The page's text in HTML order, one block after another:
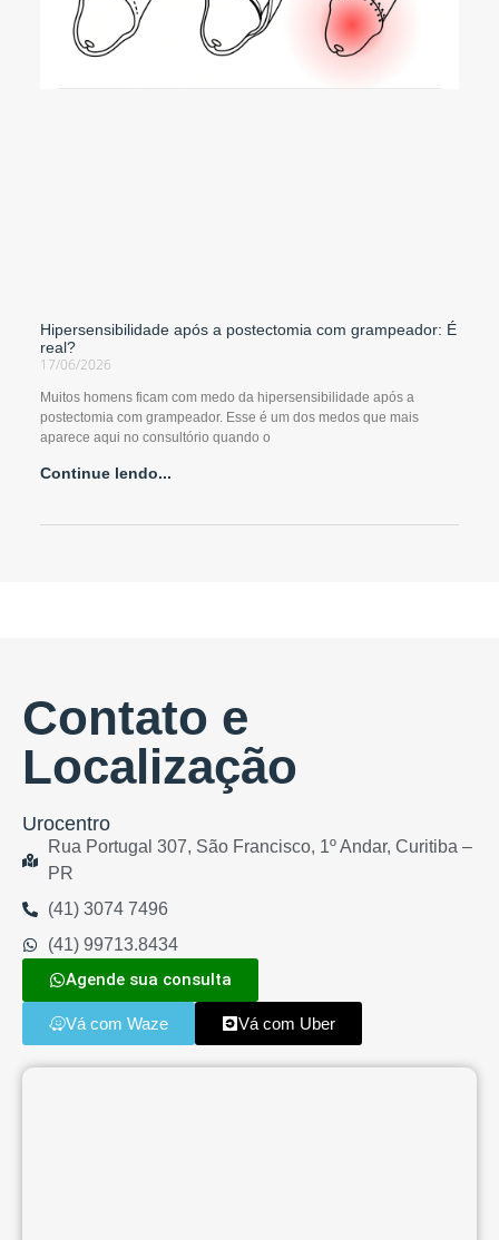
Hipersensibilidade após a postectomia com grampeador: É
real?
17/06/2026
Muitos homens ficam com medo da hipersensibilidade após a
postectomia com grampeador. Esse é um dos medos que mais
aparece aqui no consultório quando o
Continue lendo...
Contato e
Localização
Urocentro
Rua Portugal 307, São Francisco, 1º Andar, Curitiba –
PR
(41) 3074 7496
(41) 99713.8434
Agende sua consulta
Vá com Waze Vá com Uber